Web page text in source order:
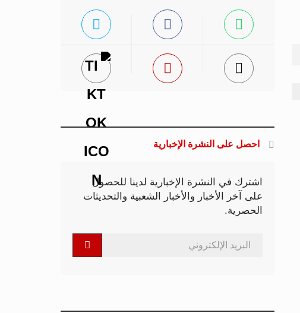
احصل على النشرة الإخبارية
اشترك في النشرة الإخبارية لدينا للحصول
على آخر الأخبار والأخبار الشعبية والتحديثات
الحصرية.